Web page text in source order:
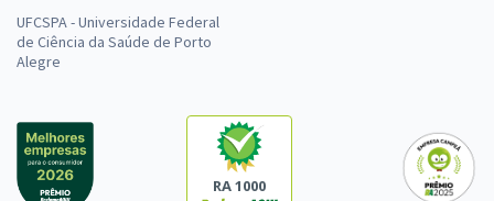
UFCSPA - Universidade Federal
de Ciência da Saúde de Porto
Alegre
RA 1000